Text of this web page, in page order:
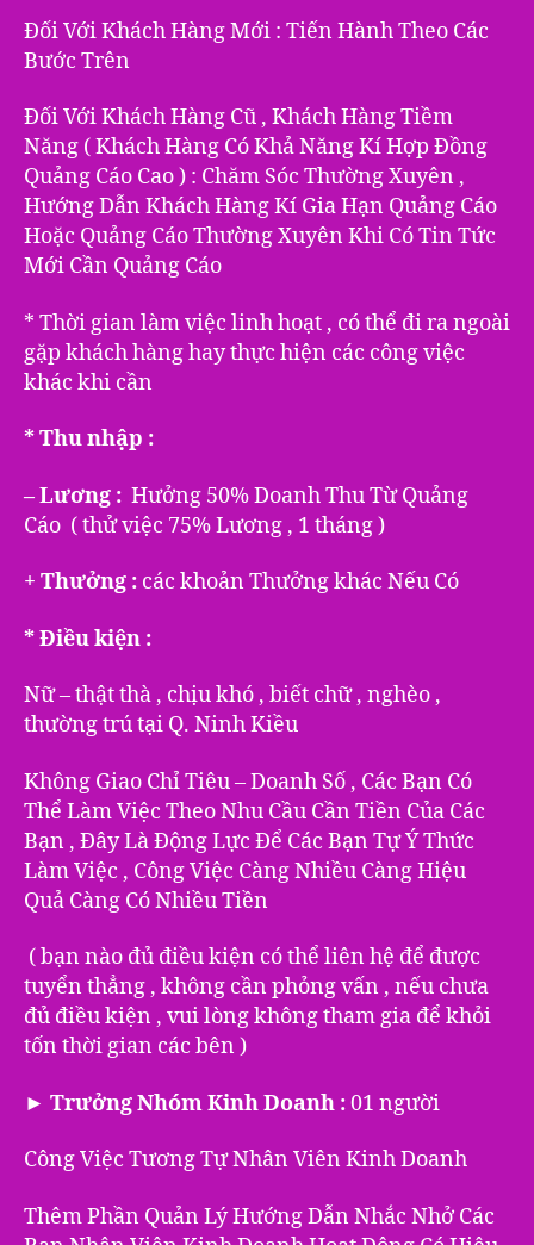
Đối Với Khách Hàng Mới : Tiến Hành Theo Các
Bước Trên
Đối Với Khách Hàng Cũ , Khách Hàng Tiềm
Năng ( Khách Hàng Có Khả Năng Kí Hợp Đồng
Quảng Cáo Cao ) : Chăm Sóc Thường Xuyên ,
Hướng Dẫn Khách Hàng Kí Gia Hạn Quảng Cáo
Hoặc Quảng Cáo Thường Xuyên Khi Có Tin Tức
Mới Cần Quảng Cáo
* Thời gian làm việc linh hoạt , có thể đi ra ngoài
gặp khách hàng hay thực hiện các công việc
khác khi cần
* Thu nhập :
– Lương : Hưởng 50% Doanh Thu Từ Quảng
Cáo ( thử việc 75% Lương , 1 tháng )
+ Thưởng : các khoản Thưởng khác Nếu Có
* Điều kiện :
Nữ – thật thà , chịu khó , biết chữ , nghèo ,
thường trú tại Q. Ninh Kiều
Không Giao Chỉ Tiêu – Doanh Số , Các Bạn Có
Thể Làm Việc Theo Nhu Cầu Cần Tiền Của Các
Bạn , Đây Là Động Lực Để Các Bạn Tự Ý Thức
Làm Việc , Công Việc Càng Nhiều Càng Hiệu
Quả Càng Có Nhiều Tiền
( bạn nào đủ điều kiện có thể liên hệ để được
tuyển thẳng , không cần phỏng vấn , nếu chưa
đủ điều kiện , vui lòng không tham gia để khỏi
tốn thời gian các bên )
► Trưởng Nhóm Kinh Doanh :01 người
Công Việc Tương Tự Nhân Viên Kinh Doanh
Thêm Phần Quản Lý Hướng Dẫn Nhắc Nhở Các